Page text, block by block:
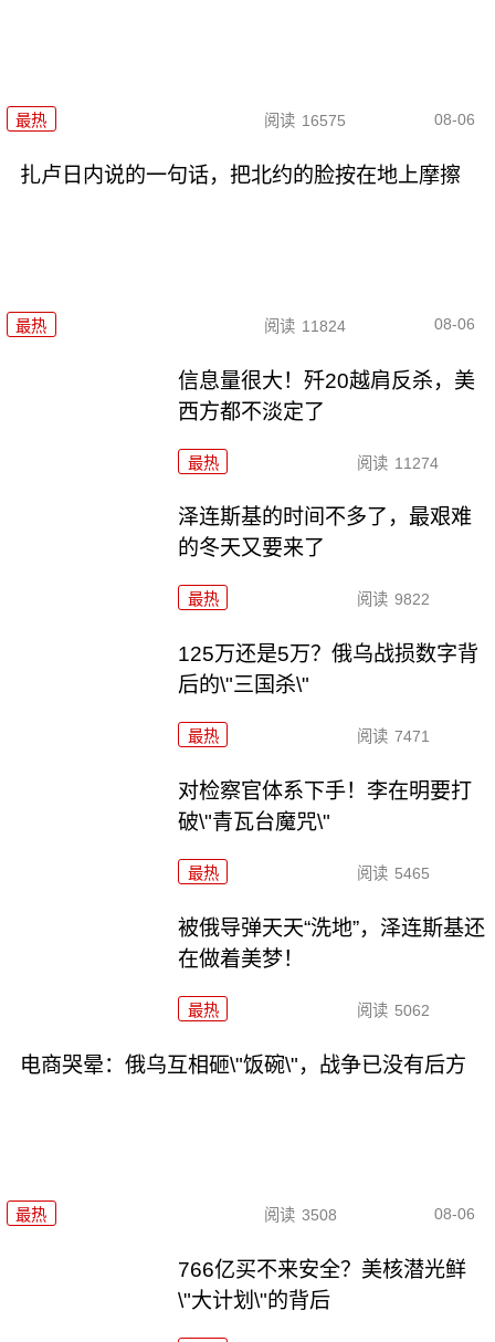
最热 阅读 16575 08-06
扎卢日内说的一句话，把北约的脸按在地上摩擦
最热 阅读 11824 08-06
信息量很大！歼20越肩反杀，美
西方都不淡定了
最热 阅读 11274
泽连斯基的时间不多了，最艰难
的冬天又要来了
最热 阅读 9822
125万还是5万？俄乌战损数字背
后的\"三国杀\"
最热 阅读 7471
对检察官体系下手！李在明要打
破\"青瓦台魔咒\"
最热 阅读 5465
被俄导弹天天“洗地”，泽连斯基还
在做着美梦！
最热 阅读 5062
电商哭晕：俄乌互相砸\"饭碗\"，战争已没有后方
最热 阅读 3508 08-06
766亿买不来安全？美核潜光鲜
\"大计划\"的背后